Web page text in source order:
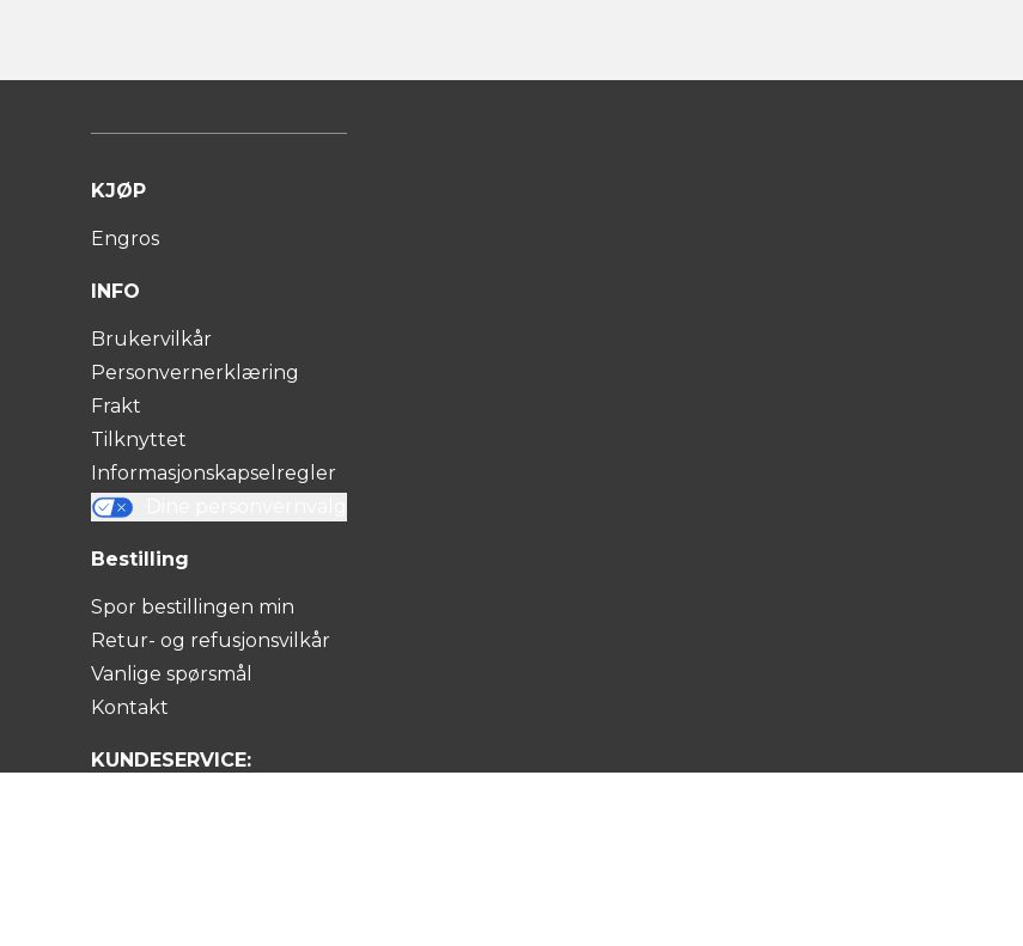
KJØP
Engros
INFO
Brukervilkår
Personvernerklæring
Frakt
Tilknyttet
Informasjonskapselregler
Bestilling
Spor bestillingen min
Retur- og refusjonsvilkår
Vanlige spørsmål
Kontakt
KUNDESERVICE: